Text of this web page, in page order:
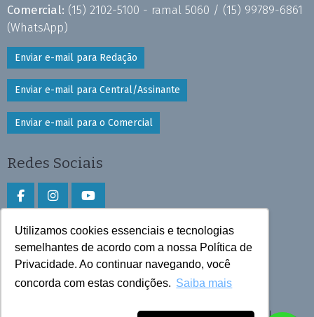
Utilizamos cookies essenciais e tecnologias
semelhantes de acordo com a nossa Política de
Privacidade. Ao continuar navegando, você
concorda com estas condições. Saiba mais
Comercial: (15) 2102-5100 - ramal 5060 / (15) 99789-6861
(WhatsApp)
Enviar e-mail para Redação
Enviar e-mail para Central/Assinante
Enviar e-mail para o Comercial
Redes Sociais
Faça download do aplicativo
Play Store e App Store